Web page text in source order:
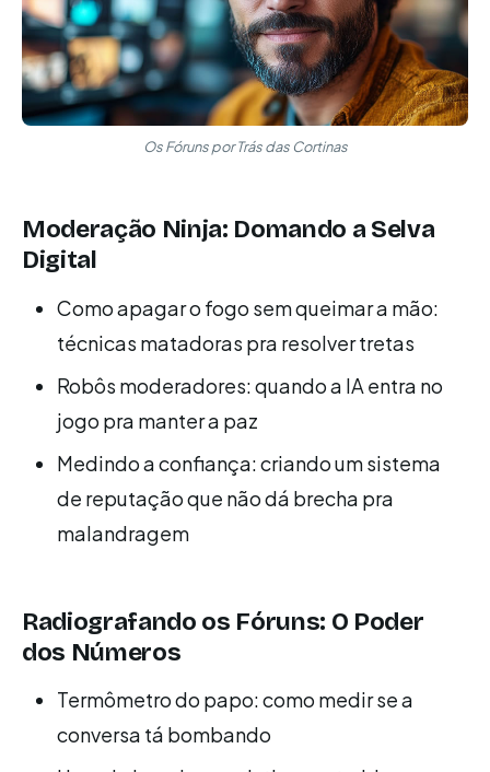
Os Fóruns por Trás das Cortinas
Moderação Ninja: Domando a Selva
Digital
Como apagar o fogo sem queimar a mão:
técnicas matadoras pra resolver tretas
Robôs moderadores: quando a IA entra no
jogo pra manter a paz
Medindo a confiança: criando um sistema
de reputação que não dá brecha pra
malandragem
Radiografando os Fóruns: O Poder
dos Números
Termômetro do papo: como medir se a
conversa tá bombando